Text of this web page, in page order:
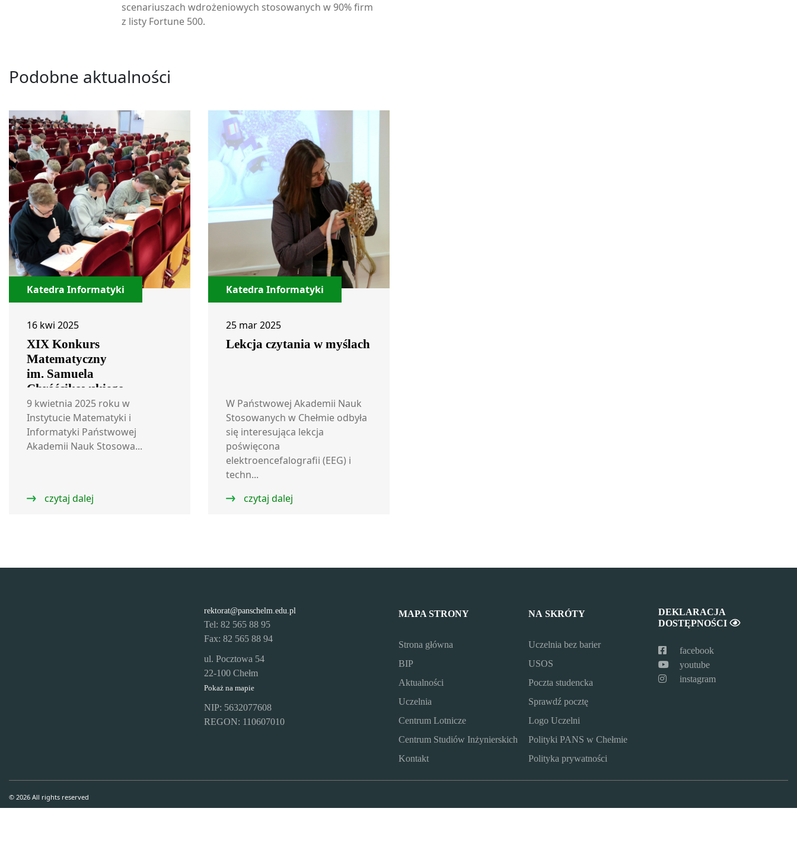
scenariuszach wdrożeniowych stosowanych w 90% firm
z listy Fortune 500.
Podobne aktualności
Katedra Informatyki
16 kwi 2025
XIX Konkurs
Matematyczny
im. Samuela
Chróścikowskiego
9 kwietnia 2025 roku w
Instytucie Matematyki i
Informatyki Państwowej
Akademii Nauk Stosowa...
czytaj dalej
Katedra Informatyki
25 mar 2025
Lekcja czytania w myślach
W Państwowej Akademii Nauk
Stosowanych w Chełmie odbyła
się interesująca lekcja
poświęcona
elektroencefalografii (EEG) i
techn...
czytaj dalej
rektorat@panschelm.edu.pl
Tel: 82 565 88 95
Fax: 82 565 88 94
ul. Pocztowa 54
22-100 Chełm
Pokaż na mapie
NIP: 5632077608
REGON: 110607010
MAPA STRONY
Strona główna
BIP
Aktualności
Uczelnia
Centrum Lotnicze
Centrum Studiów Inżynierskich
Kontakt
NA SKRÓTY
Uczelnia bez barier
USOS
Poczta studencka
Sprawdź pocztę
Logo Uczelni
Polityki PANS w Chełmie
Polityka prywatności
DEKLARACJA
DOSTĘPNOŚCI
facebook
youtube
instagram
© 2026 All rights reserved